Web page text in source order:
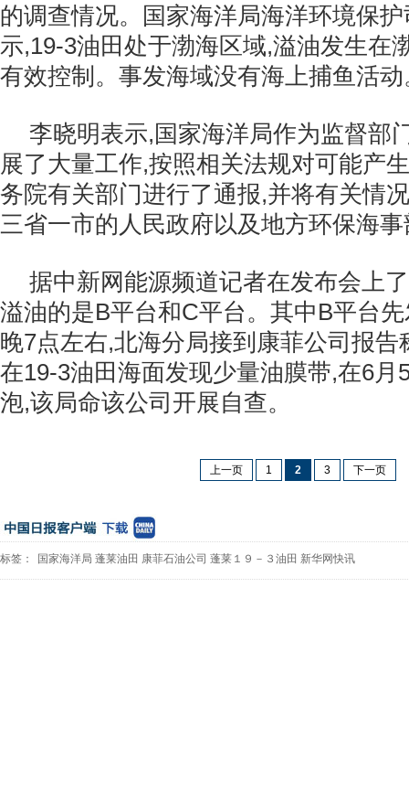
的调查情况。国家海洋局海洋环境保
示,19-3油田处于渤海区域,溢油发生在
有效控制。事发海域没有海上捕鱼活动
李晓明表示,国家海洋局作为监督部
展了大量工作,按照相关法规对可能产
务院有关部门进行了通报,并将有关情
三省一市的人民政府以及地方环保海
据中新网能源频道记者在发布会上
溢油的是B平台和C平台。其中B平台
晚7点左右,北海分局接到康菲公司报告
在19-3油田海面发现少量油膜带,在6月
泡,该局命该公司开展自查。
上一页 1 2 3 下一页
标签： 国家海洋局 蓬莱油田 康菲石油公司 蓬莱１９－３油田 新华网快讯